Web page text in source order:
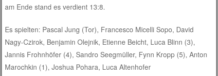
am Ende stand es verdient 13:8.
Es spielten: Pascal Jung (Tor), Francesco Micelli Sopo, David
Nagy-Czirok, Benjamin Olejnik, Etienne Beicht, Luca Blinn (3),
Jannis Frohnhöfer (4), Sandro Seegmüller, Fynn Kropp (5), Anton
Marochkin (1), Joshua Pohara, Luca Altenhofer